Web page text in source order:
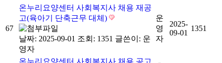
67
온누리요양센터 사회복지사 채용 재공
고(육아기 단축근무 대체)
날짜: 2025-09-01 조회: 1351 글쓴이: 운
영자
운
영
자
2025-
09-01
1351
온누리요양센터 사회복지사 채용 공고